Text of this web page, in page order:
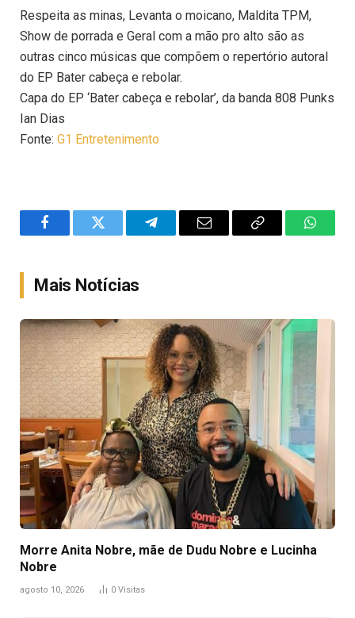
Respeita as minas, Levanta o moicano, Maldita TPM,
Show de porrada e Geral com a mão pro alto são as
outras cinco músicas que compõem o repertório autoral
do EP Bater cabeça e rebolar.
Capa do EP ‘Bater cabeça e rebolar’, da banda 808 Punks
Ian Dias
Fonte: G1 Entretenimento
FacebookTwitter TelegramEmail
Copy
Mais Notícias
Morre Anita Nobre, mãe de Dudu Nobre e Lucinha
Nobre
agosto 10, 2026 0 Visitas